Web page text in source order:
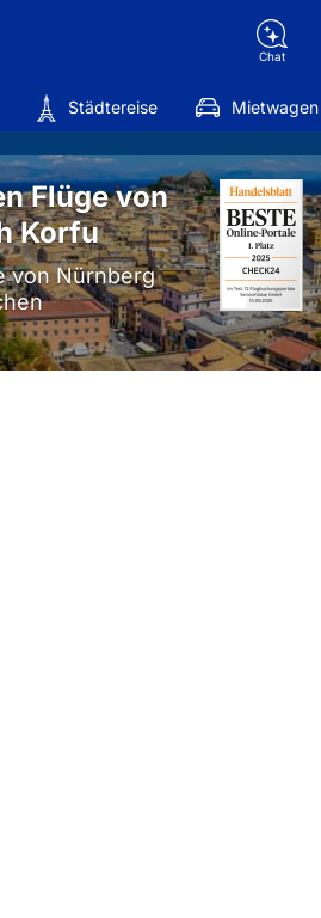
Chat
Städtereise Mietwagen
Flüge von
Korfu
von Nürnberg